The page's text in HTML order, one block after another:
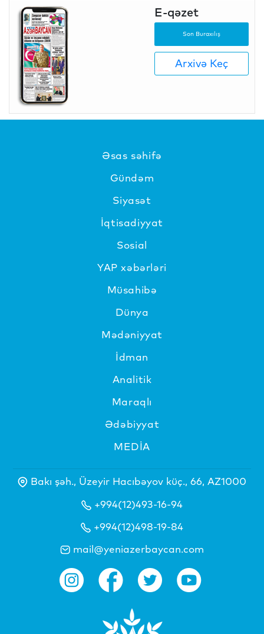
E-qəzet
Son Buraxılış
Arxivə Keç
Əsas səhifə
Gündəm
Siyasət
İqtisadiyyat
Sosial
YAP xəbərləri
Müsahibə
Dünya
Mədəniyyat
İdman
Analitik
Maraqlı
Ədəbiyyat
MEDİA
Bakı şəh., Üzeyir Hacıbəyov küç., 66, AZ1000
+994(12)493-16-94
+994(12)498-19-84
mail@yeniazerbaycan.com